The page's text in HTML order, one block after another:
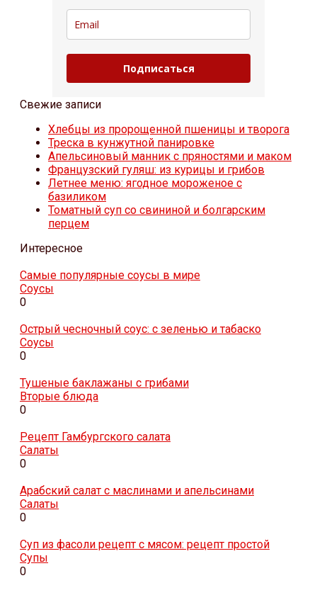
Подписаться
Свежие записи
Хлебцы из пророщенной пшеницы и творога
Треска в кунжутной панировке
Апельсиновый манник с пряностями и маком
Французский гуляш: из курицы и грибов
Летнее меню: ягодное мороженое с
базиликом
Томатный суп со свининой и болгарским
перцем
Интересное
Самые популярные соусы в мире
Соусы
0
Острый чесночный соус: с зеленью и табаско
Соусы
0
Тушеные баклажаны с грибами
Вторые блюда
0
Рецепт Гамбургского салата
Салаты
0
Арабский салат с маслинами и апельсинами
Салаты
0
Суп из фасоли рецепт с мясом: рецепт простой
Супы
0